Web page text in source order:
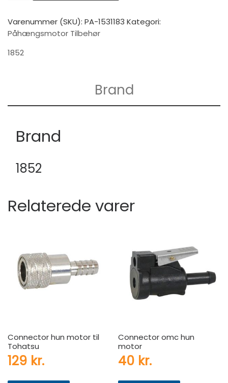
Varenummer (SKU): PA-1531183 Kategori:
Påhængsmotor Tilbehør
1852
Brand
Brand
1852
Relaterede varer
Connector hun motor til
Tohatsu
129 kr.
Connector omc hun
motor
40 kr.